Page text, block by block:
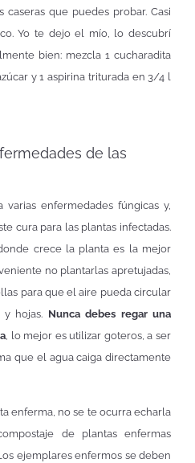
caseras que puedes probar. Casi
Yo te dejo el mío, lo descubrí
bien: mezcla 1 cucharadita
y 1 aspirina triturada en 3/4 l
de las
varias enfermedades fúngicas y,
cura para las plantas infectadas.
crece la planta es la mejor
no plantarlas apretujadas,
para que el aire pueda circular
hojas. Nunca debes regar una
, lo mejor es utilizar goteros, a ser
que el agua caiga directamente
enferma, no se te ocurra echarla
de plantas enfermas
ejemplares enfermos se deben